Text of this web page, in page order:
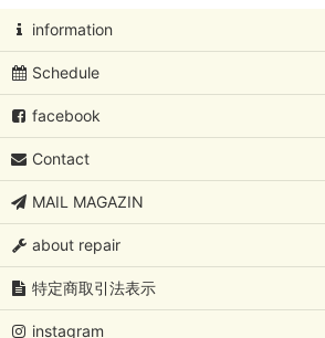
information
Schedule
facebook
Contact
MAIL MAGAZIN
about repair
特定商取引法表示
instagram